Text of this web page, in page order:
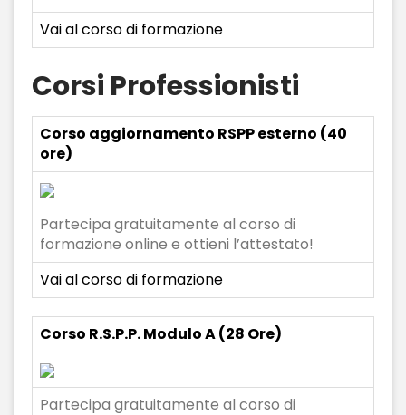
Vai al corso di formazione
Corsi Professionisti
Corso aggiornamento RSPP esterno (40
ore)
Partecipa gratuitamente al corso di
formazione online e ottieni l’attestato!
Vai al corso di formazione
Corso R.S.P.P. Modulo A (28 Ore)
Partecipa gratuitamente al corso di